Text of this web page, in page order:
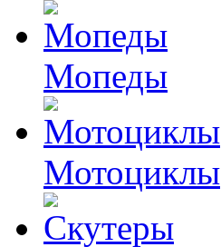
Мопеды
Мотоциклы